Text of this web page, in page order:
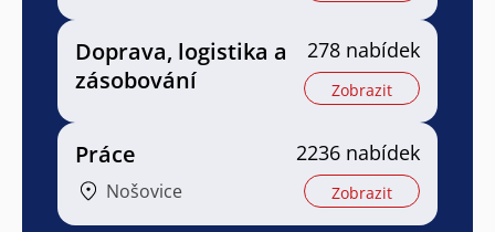
Doprava, logistika a
zásobování
278 nabídek
Zobrazit
Práce
Nošovice
2236 nabídek
Zobrazit